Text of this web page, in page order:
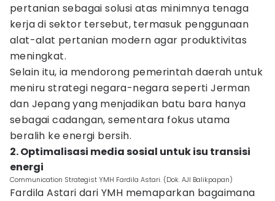
pertanian sebagai solusi atas minimnya tenaga
kerja di sektor tersebut, termasuk penggunaan
alat-alat pertanian modern agar produktivitas
meningkat.
Selain itu, ia mendorong pemerintah daerah untuk
meniru strategi negara-negara seperti Jerman
dan Jepang yang menjadikan batu bara hanya
sebagai cadangan, sementara fokus utama
beralih ke energi bersih.
2. Optimalisasi media sosial untuk isu transisi
energi
Communication Strategist YMH Fardila Astari. (Dok. AJI Balikpapan)
Fardila Astari dari YMH memaparkan bagaimana